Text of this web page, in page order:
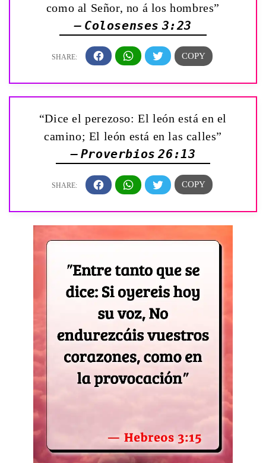
como al Señor, no á los hombres”
— Colosenses 3:23
“Dice el perezoso: El león está en el
camino; El león está en las calles”
— Proverbios 26:13